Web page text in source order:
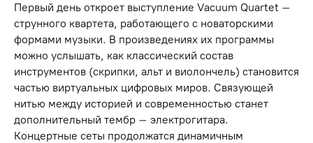
Первый день откроет выступление Vacuum Quartet –
струнного квартета, работающего с новаторскими
формами музыки. В произведениях их программы
можно услышать, как классический состав
инструментов (скрипки, альт и виолончель) становится
частью виртуальных цифровых миров. Связующей
нитью между историей и современностью станет
дополнительный тембр – электрогитара.
Концертные сеты продолжатся динамичным